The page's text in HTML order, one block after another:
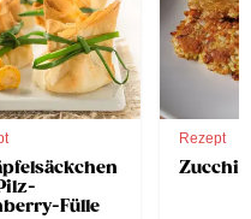
Fülle
Rezept